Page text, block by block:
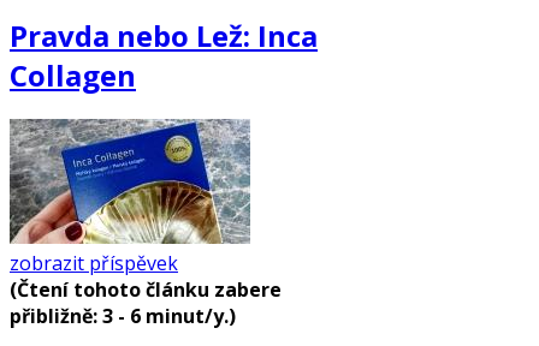
Pravda nebo Lež: Inca
Collagen
zobrazit příspěvek
(Čtení tohoto článku zabere
přibližně: 3 - 6 minut/y.)